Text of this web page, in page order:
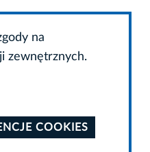
na
zewnętrznych.
COOKIES